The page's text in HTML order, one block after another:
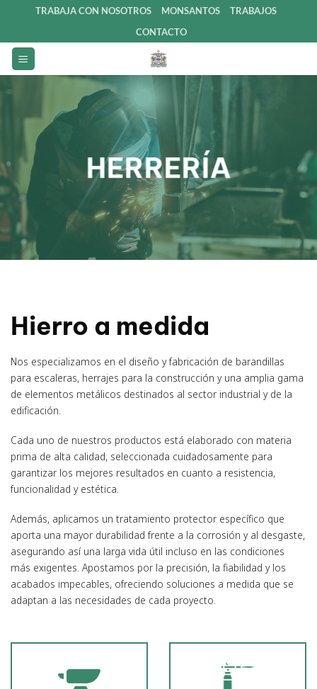
contenido
TRABAJA CON NOSOTROS MONSANTOS
TRABAJOS
CONTACTO
HERRERÍA
Hierro a medida
Nos especializamos en el diseño y fabricación de barandillas
para escaleras, herrajes para la construcción y una amplia gama
de elementos metálicos destinados al sector industrial y de la
edificación.
Cada uno de nuestros productos está elaborado con materia
prima de alta calidad, seleccionada cuidadosamente para
garantizar los mejores resultados en cuanto a resistencia,
funcionalidad y estética.
Además, aplicamos un tratamiento protector específico que
aporta una mayor durabilidad frente a la corrosión y al desgaste,
asegurando así una larga vida útil incluso en las condiciones
más exigentes. Apostamos por la precisión, la fiabilidad y los
acabados impecables, ofreciendo soluciones a medida que se
adaptan a las necesidades de cada proyecto.